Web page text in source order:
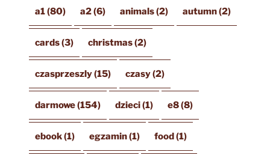
a1(80) a2(6) animals(2) autumn(2)
cards(3) christmas(2)
czasprzeszly(15) czasy(2)
darmowe(154) dzieci(1) e8(8)
ebook(1) egzamin(1) food(1)